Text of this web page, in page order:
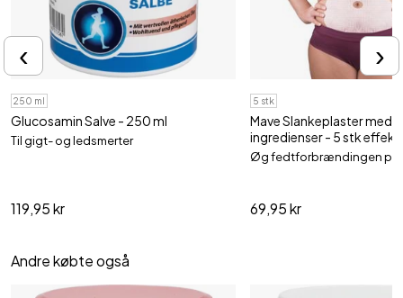
250 ml
Glucosamin Salve - 250 ml
Til gigt- og ledsmerter
119,95 kr
5 stk
Mave Slankeplaster med
ingredienser - 5 stk effekt
Øg fedtforbrændingen på
69,95 kr
‹ ›
Andre købte også